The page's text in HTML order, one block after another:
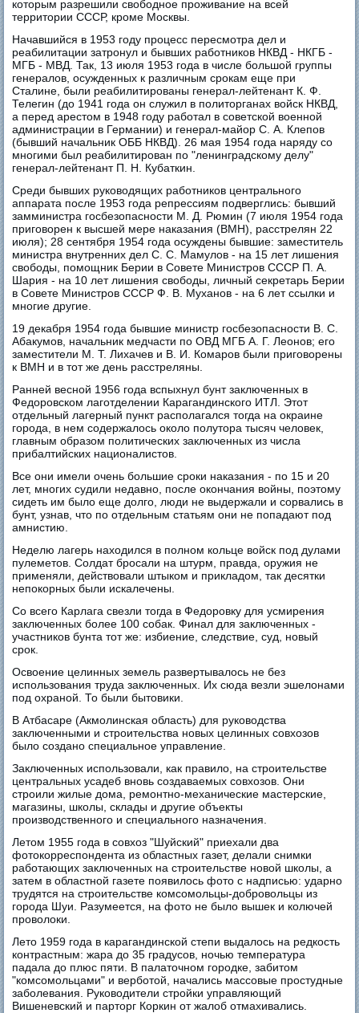
которым разрешили свободное проживание на всей
территории СССР, кроме Москвы.
Начавшийся в 1953 году процесс пересмотра дел и
реабилитации затронул и бывших работников НКВД - НКГБ -
МГБ - МВД. Так, 13 июля 1953 года в числе большой группы
генералов, осужденных к различным срокам еще при
Сталине, были реабилитированы генерал-лейтенант К. Ф.
Телегин (до 1941 года он служил в политорганах войск НКВД,
а перед арестом в 1948 году работал в советской военной
администрации в Германии) и генерал-майор С. А. Клепов
(бывший начальник ОББ НКВД). 26 мая 1954 года наряду со
многими был реабилитирован по "ленинградскому делу"
генерал-лейтенант П. Н. Кубаткин.
Среди бывших руководящих работников центрального
аппарата после 1953 года репрессиям подверглись: бывший
замминистра госбезопасности М. Д. Рюмин (7 июля 1954 года
приговорен к высшей мере наказания (ВМН), расстрелян 22
июля); 28 сентября 1954 года осуждены бывшие: заместитель
министра внутренних дел С. С. Мамулов - на 15 лет лишения
свободы, помощник Берии в Совете Министров СССР П. А.
Шария - на 10 лет лишения свободы, личный секретарь Берии
в Совете Министров СССР Ф. В. Муханов - на 6 лет ссылки и
многие другие.
19 декабря 1954 года бывшие министр госбезопасности В. С.
Абакумов, начальник медчасти по ОВД МГБ А. Г. Леонов; его
заместители М. Т. Лихачев и В. И. Комаров были приговорены
к ВМН и в тот же день расстреляны.
Ранней весной 1956 года вспыхнул бунт заключенных в
Федоровском лаготделении Карагандинского ИТЛ. Этот
отдельный лагерный пункт располагался тогда на окраине
города, в нем содержалось около полутора тысяч человек,
главным образом политических заключенных из числа
прибалтийских националистов.
Все они имели очень большие сроки наказания - по 15 и 20
лет, многих судили недавно, после окончания войны, поэтому
сидеть им было еще долго, люди не выдержали и сорвались в
бунт, узнав, что по отдельным статьям они не попадают под
амнистию.
Неделю лагерь находился в полном кольце войск под дулами
пулеметов. Солдат бросали на штурм, правда, оружия не
применяли, действовали штыком и прикладом, так десятки
непокорных были искалечены.
Со всего Карлага свезли тогда в Федоровку для усмирения
заключенных более 100 собак. Финал для заключенных -
участников бунта тот же: избиение, следствие, суд, новый
срок.
Освоение целинных земель развертывалось не без
использования труда заключенных. Их сюда везли эшелонами
под охраной. То были бытовики.
В Атбасаре (Акмолинская область) для руководства
заключенными и строительства новых целинных совхозов
было создано специальное управление.
Заключенных использовали, как правило, на строительстве
центральных усадеб вновь создаваемых совхозов. Они
строили жилые дома, ремонтно-механические мастерские,
магазины, школы, склады и другие объекты
производственного и специального назначения.
Летом 1955 года в совхоз "Шуйский" приехали два
фотокорреспондента из областных газет, делали снимки
работающих заключенных на строительстве новой школы, а
затем в областной газете появилось фото с надписью: ударно
трудятся на строительстве комсомольцы-добровольцы из
города Шуи. Разумеется, на фото не было вышек и колючей
проволоки.
Лето 1959 года в карагандинской степи выдалось на редкость
контрастным: жара до 35 градусов, ночью температура
падала до плюс пяти. В палаточном городке, забитом
"комсомольцами" и верботой, начались массовые простудные
заболевания. Руководители стройки управляющий
Вишеневский и парторг Коркин от жалоб отмахивались.